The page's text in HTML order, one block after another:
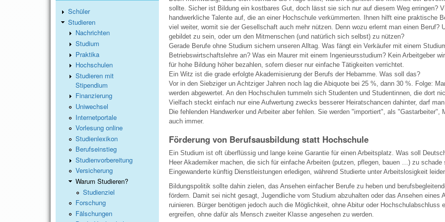
sollte. Sicher ist Bildung ein kostbares Gut, doch lässt sie sich nur auf diesem Weg erringen?
handwerkliche Talente auf, die an einer Hochschule verkümmerten. Ihnen hilft eine praktische
viel weiter, womit sie der Gesellschaft auch mehr nützen. Denn wozu erlernt man einen Beruf?
gebildet zu sein, oder um den Mitmenschen (und natürlich sich selbst) zu nützen?
Gerade Berufe ohne Studium sichern unseren Alltag. Was fängt ein Verkäufer mit einem
Betriebswirtschaftslehre an? Was ein Maurer mit einem Ingenieursstudium? Kein Arbeitgeber
für hohe Bildung höher bezahlen, sofern dieser nur einfache Tätigkeiten verrichtet.
Ein Witz ist die grade erfolgte Akademisierung der Berufs der Hebamme. Was soll das?
Vor in den Siebziger un Achtziger Jahren noch lag die Abiquote bei 25 %, dann 30 %. Folge:
werden abgewertet. An den Hochschulen tummeln sich Studenten und Studentinnen, die dort
Vielfach steckt einfach nur eine Aufwertung zwecks besserer Heiratschancen dahinter, darf
Die fehlenden Handwerker und Arbeiter aber fehlen. Sie werden "importiert", als "Gastarbeiter",
auch immer.
Förderung von Berufsausbildung statt Hochschule
Ein Studium ist oft überflüssig und lange keine Garantie für einen Arbeitsplatz. Was soll
Heer Akademiker machen, die sich für einfache Arbeiten (putzen, pflegen, bauen …) zu schade
Eingewanderte künftig Dienstleistungen erledigen, während Studierte unter Arbeitslosigkeit
Bildungspolitik sollte dahin zielen, das Ansehen einfacher Berufe zu heben und
fördern. Damit sei nicht gesagt, Jugendliche vom Studium abzuhalten oder das Ansehen eines
ruinieren. Bürger benötigen jedoch auch die Möglichkeit, ohne Abitur oder Hochschulabschluss
ergreifen, ohne dafür als Mensch zweiter Klasse angesehen zu werden.
Schüler
Studieren
Nachrichten
Studium
Praktika
Hochschulen
Studieren mit
Stipendium
Finanzierung
Uniwechsel
Internetportale
Vorlesung online
Studienlexikon
Berufseinstieg
Studienvorbereitung
Versicherung
Warum Studieren?
Studienziel
Forschung
Fälschungen